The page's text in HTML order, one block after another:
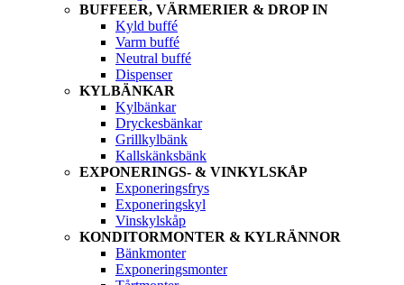
BUFFEER, VÄRMERIER & DROP IN
Kyld buffé
Varm buffé
Neutral buffé
Dispenser
KYLBÄNKAR
Kylbänkar
Dryckesbänkar
Grillkylbänk
Kallskänksbänk
EXPONERINGS- & VINKYLSKÅP
Exponeringsfrys
Exponeringskyl
Vinskylskåp
KONDITORMONTER & KYLRÄNNOR
Bänkmonter
Exponeringsmonter